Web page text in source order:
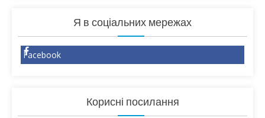
Я в соціальних мережах
Facebook
Корисні посилання